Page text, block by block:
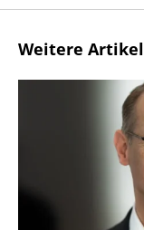
Weitere Artikel